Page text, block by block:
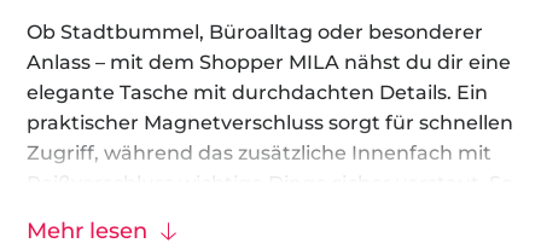
Ob Stadtbummel, Büroalltag oder besonderer
Anlass – mit dem Shopper MILA nähst du dir eine
elegante Tasche mit durchdachten Details. Ein
praktischer Magnetverschluss sorgt für schnellen
Zugriff, während das zusätzliche Innenfach mit
Reißverschluss wichtige Dinge sicher verstaut. So
Mehr lesen